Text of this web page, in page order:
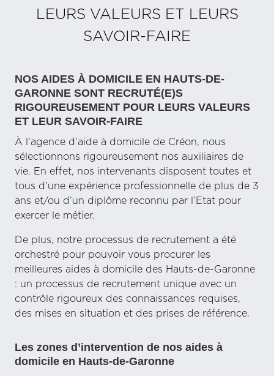
LEURS VALEURS ET LEURS
SAVOIR-FAIRE
NOS AIDES À DOMICILE EN HAUTS-DE-
GARONNE SONT RECRUTÉ(E)S
RIGOUREUSEMENT POUR LEURS VALEURS
ET LEUR SAVOIR-FAIRE
À l’agence d’aide à domicile de Créon, nous
sélectionnons rigoureusement nos auxiliaires de
vie. En effet, nos intervenants disposent toutes et
tous d’une expérience professionnelle de plus de 3
ans et/ou d’un diplôme reconnu par l’Etat pour
exercer le métier.
De plus, notre processus de recrutement a été
orchestré pour pouvoir vous procurer les
meilleures aides à domicile des Hauts-de-Garonne
: un processus de recrutement unique avec un
contrôle rigoureux des connaissances requises,
des mises en situation et des prises de référence.
Les zones d’intervention de nos aides à
domicile en Hauts-de-Garonne